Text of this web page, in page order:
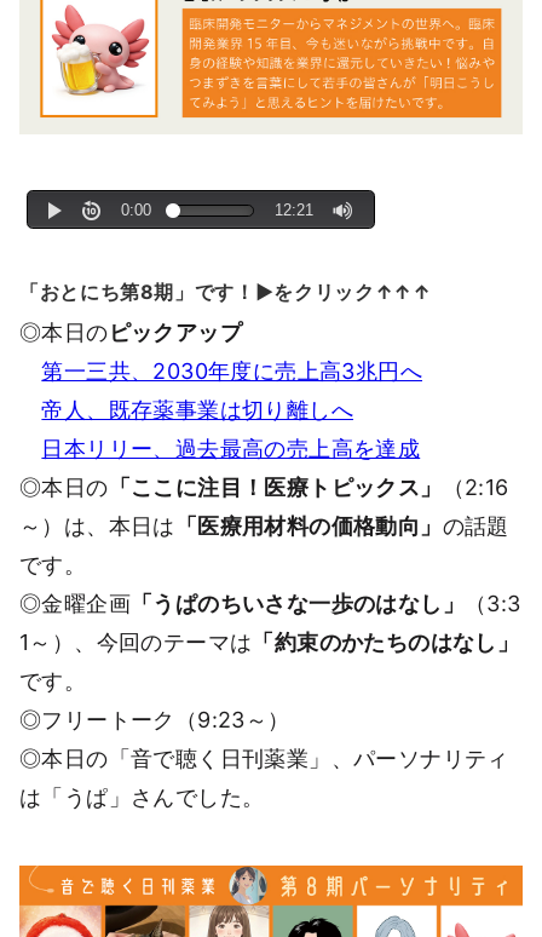
「おとにち第8期」です！▶をクリック↑↑↑
◎本日のピックアップ
第一三共、2030年度に売上高3兆円へ
帝人、既存薬事業は切り離しへ
日本リリー、過去最高の売上高を達成
◎本日の 「ここに注目！医療トピックス」
（2:16
～）は、本日は 「医療用材料の価格動向」 の話題
です。
◎金曜企画 「うぱのちいさな一歩のはなし」
（3:3
1～）、今回のテーマは 「約束のかたちのはなし」
です。
◎フリートーク（9:23～）
◎本日の「音で聴く日刊薬業」、パーソナリティ
は「うぱ」さんでした。